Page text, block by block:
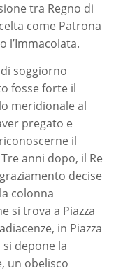
tra Regno di
come Patrona
l’Immacolata.
soggiorno
fosse forte il
meridionale al
pregato e
il
anni dopo, il Re
decise
colonna
si trova a Piazza
in Piazza
depone la
un obelisco